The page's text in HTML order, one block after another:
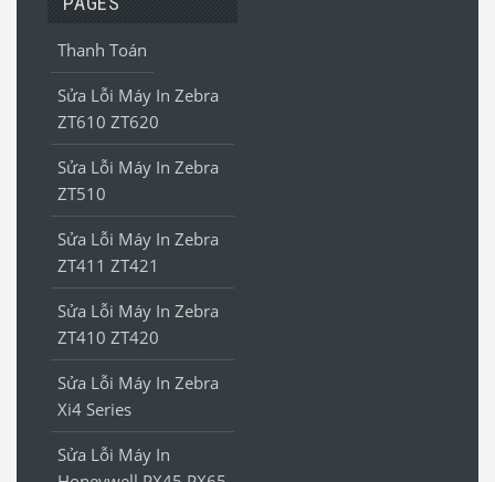
Thanh Toán
Sửa Lỗi Máy In Zebra
ZT610 ZT620
Sửa Lỗi Máy In Zebra
ZT510
Sửa Lỗi Máy In Zebra
ZT411 ZT421
Sửa Lỗi Máy In Zebra
ZT410 ZT420
Sửa Lỗi Máy In Zebra
Xi4 Series
Sửa Lỗi Máy In